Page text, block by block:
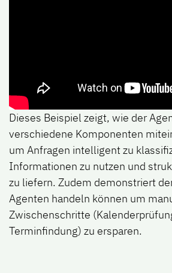
Dieses Beispiel zeigt, wie der
verschiedene Komponenten
um Anfragen intelligent zu
Informationen zu nutzen und
zu liefern. Zudem demonstriert
Agenten handeln können um
Zwischenschritte
Terminfindung) zu ersparen.